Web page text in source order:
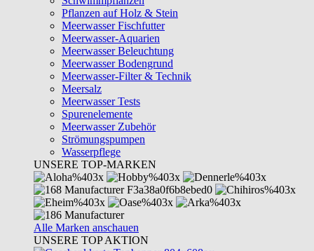
Pflanzen auf Holz & Stein
Meerwasser Fischfutter
Meerwasser-Aquarien
Meerwasser Beleuchtung
Meerwasser Bodengrund
Meerwasser-Filter & Technik
Meersalz
Meerwasser Tests
Spurenelemente
Meerwasser Zubehör
Strömungspumpen
Wasserpflege
UNSERE TOP-MARKEN
Alle Marken anschauen
UNSERE TOP AKTION